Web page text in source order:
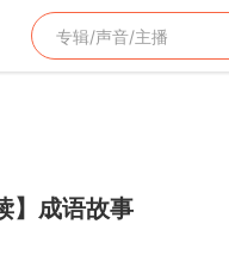
】成语故事